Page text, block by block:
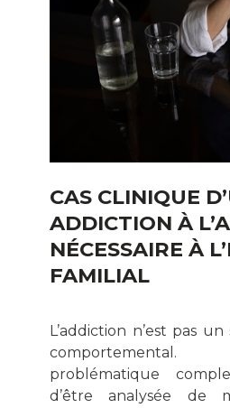
CAS CLINIQUE
ADDICTION À
NÉCESSAIRE À
FAMILIAL
L’addiction n’est pas un simple problème
problématique
d’être analysée de